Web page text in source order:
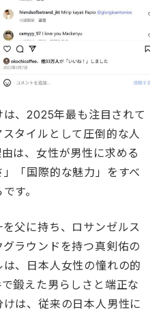
、2025年最も注目されて
タイルとして圧倒的な人
は、女性が男性に求める
」「国際的な魅力」をすべ
す。
父に持ち、ロサンゼルス
ラウンドを持つ真剣佑の
、日本人女性の憧れの的
鍛えた男らしさと端正な
は、従来の日本人男性に